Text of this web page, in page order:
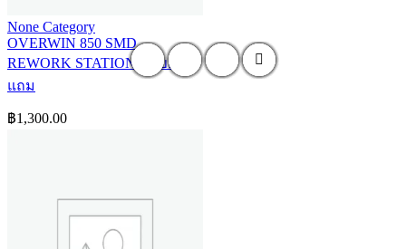
None Category
OVERWIN 850 SMD
REWORK STATION ฟรีของ
แถม
฿1,300.00